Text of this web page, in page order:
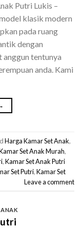
Putri Lukis –
klasik modern
pada ruang
dengan
tentunya
anda. Kami
Harga Kamar Set Anak,
Set Anak Murah,
,Kamar Set Anak Putri
Set Putri,Kamar Set
Leave a comment